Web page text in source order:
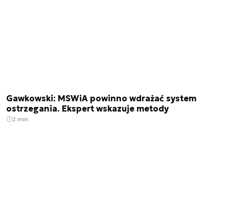
Gawkowski: MSWiA powinno wdrażać system
ostrzegania. Ekspert wskazuje metody
2 min.